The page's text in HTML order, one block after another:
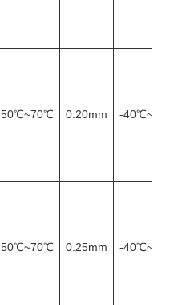
50℃~70℃ 0.20mm -
50℃~70℃ 0.25mm -